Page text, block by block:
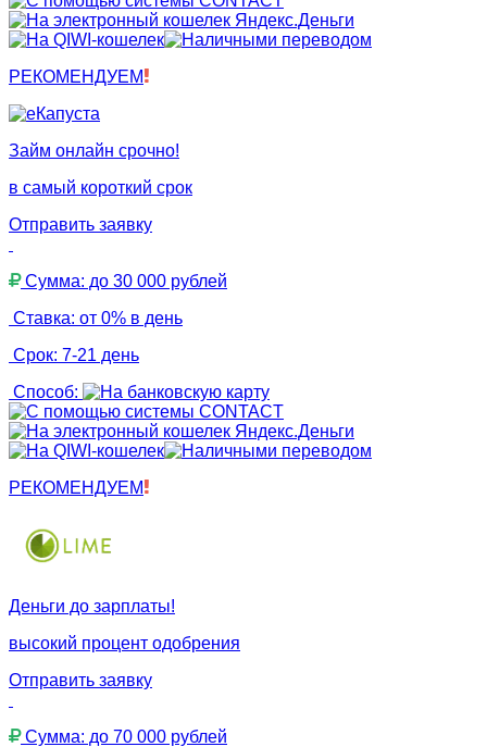
РЕКОМЕНДУЕМ
Займ онлайн срочно!
в самый короткий срок
Отправить заявку
Сумма: до 30 000 рублей
Ставка: от 0% в день
Срок: 7-21 день
Способ:
РЕКОМЕНДУЕМ
Деньги до зарплаты!
высокий процент одобрения
Отправить заявку
Сумма: до 70 000 рублей